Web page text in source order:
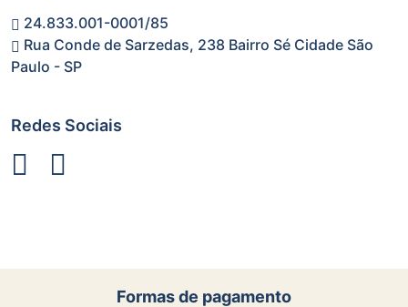
24.833.001-0001/85
Rua Conde de Sarzedas, 238 Bairro Sé Cidade São
Paulo - SP
Redes Sociais
Formas de pagamento